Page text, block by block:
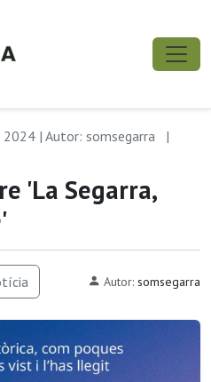
| Autor: somsegarra
|
'La Segarra,
Autor: somsegarra